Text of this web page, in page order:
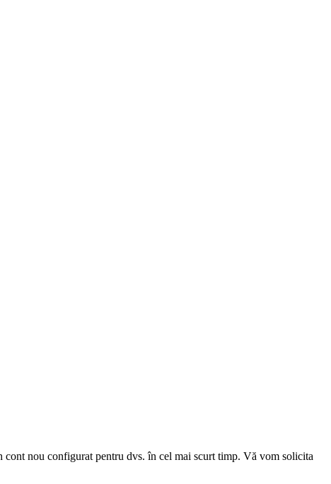
cont nou configurat pentru dvs. în cel mai scurt timp. Vă vom solicita